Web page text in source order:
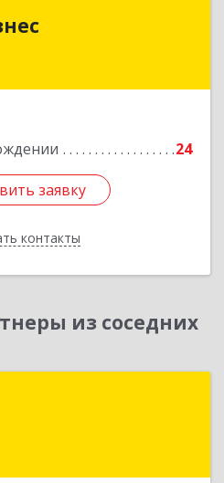
24
заявку
контакты
заявку
Назад
из соседних
Петрозаводск г, Красная